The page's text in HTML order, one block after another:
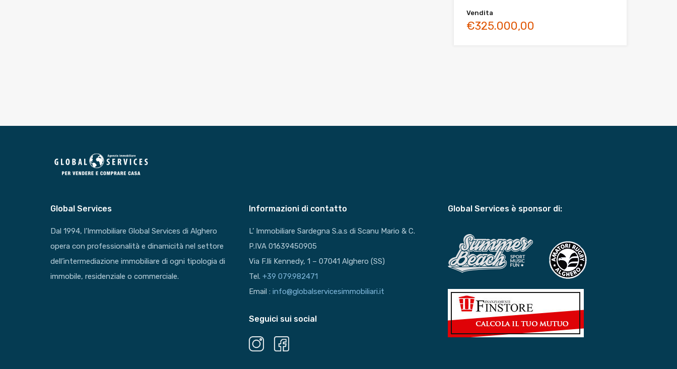
Vendita
€325.000,00
Global Services
Dal 1994, l’Immobiliare Global Services di Alghero
opera con professionalità e dinamicità nel settore
dell’intermediazione immobiliare di ogni tipologia di
immobile, residenziale o commerciale.
Informazioni di contatto
L’ Immobiliare Sardegna S.a.s di Scanu Mario & C.
P.IVA 01639450905
Via F.lli Kennedy, 1 – 07041 Alghero (SS)
Tel.+39 079.982471
Email :info@globalservicesimmobiliari.it
Seguici sui social
Global Services è sponsor di: